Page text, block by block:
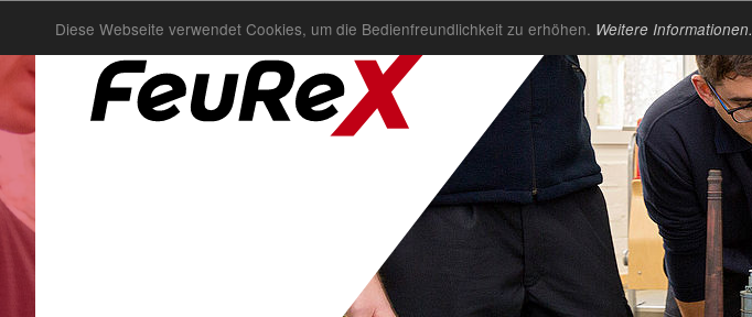
Diese Webseite verwendet Cookies, um die Bedienfreundlichkeit zu erhöhen. Weitere Informationen.